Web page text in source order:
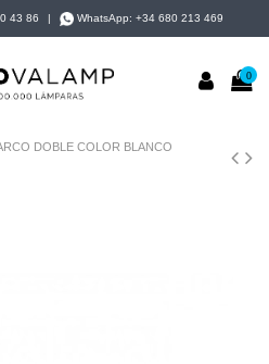
43 86 WhatsApp:+34 680 213 469
0
DOBLE COLOR BLANCO